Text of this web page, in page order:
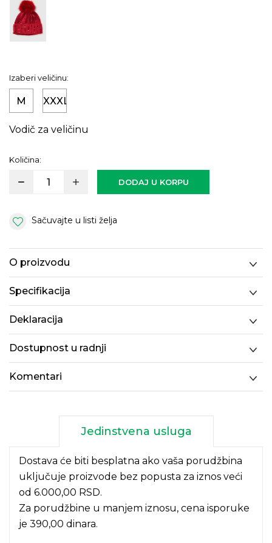
Izaberi veličinu:
M XXXL
Vodič za veličinu
Količina:
DODAJ U KORPU
Sačuvajte u listi želja
O proizvodu
Specifikacija
Deklaracija
Dostupnost u radnji
Komentari
Jedinstvena usluga
Dostava će biti besplatna ako vaša porudžbina
uključuje proizvode bez popusta za iznos veći
od 6.000,00 RSD.
Za porudžbine u manjem iznosu, cena isporuke
je 390,00 dinara.